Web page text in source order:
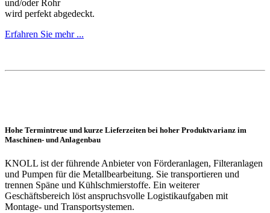
und/oder Rohr
wird perfekt abgedeckt.
Erfahren Sie mehr ...
Hohe Termintreue und kurze Lieferzeiten bei hoher Produktvarianz im
Maschinen- und Anlagenbau
KNOLL ist der führende Anbieter von Förderanlagen, Filteranlagen
und Pumpen für die Metallbearbeitung. Sie transportieren und
trennen Späne und Kühlschmierstoffe. Ein weiterer
Geschäftsbereich löst anspruchsvolle Logistikaufgaben mit
Montage- und Transportsystemen.